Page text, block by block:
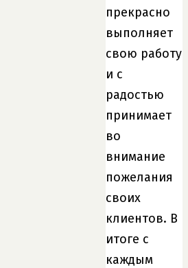
прекрасно
выполняет
свою работу
и с
радостью
принимает
во
внимание
пожелания
своих
клиентов. В
итоге с
каждым